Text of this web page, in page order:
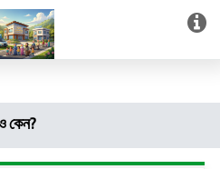
এন্ড স্মার্ট লাইব্রেরী (আত্নশুদ্ধির
কেন?